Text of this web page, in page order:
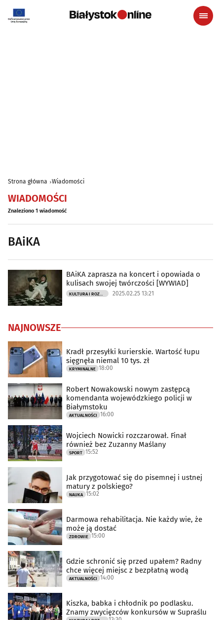
Strona główna Wiadomości
WIADOMOŚCI
Znaleziono 1 wiadomość
BAiKA
BAiKA zaprasza na koncert i opowiada o
kulisach swojej twórczości [WYWIAD]
KULTURA I ROZRYWKA 2025.02.25 13:21
NAJNOWSZE
Kradł przesyłki kurierskie. Wartość łupu
sięgnęła niemal 10 tys. zł
KRYMINALNE 18:00
Robert Nowakowski nowym zastępcą
komendanta wojewódzkiego policji w
Białymstoku
AKTUALNOŚCI 16:00
Wojciech Nowicki rozczarował. Finał
również bez Zuzanny Maślany
SPORT 15:52
Jak przygotować się do pisemnej i ustnej
matury z polskiego?
NAUKA 15:02
Darmowa rehabilitacja. Nie każdy wie, że
może ją dostać
ZDROWIE 15:00
Gdzie schronić się przed upałem? Radny
chce więcej miejsc z bezpłatną wodą
AKTUALNOŚCI 14:00
Kiszka, babka i chłodnik po podlasku.
Znamy zwycięzców konkursów w Supraślu